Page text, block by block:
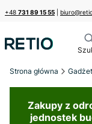
+48 731 89 15 55
Strona główna
Zakupy z
jednostek